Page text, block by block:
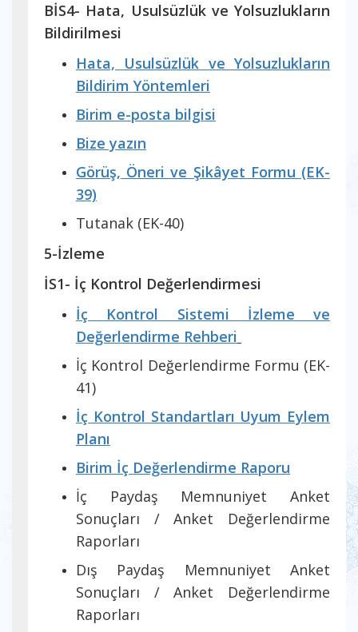
BİS4- Hata, Usulsüzlük ve Yolsuzlukların
Bildirilmesi
Hata, Usulsüzlük ve Yolsuzlukların
Bildirim Yöntemleri
Birim e-posta bilgisi
Bize yazın
Görüş, Öneri ve Şikâyet Formu (EK-
39)
Tutanak (EK-40)
5-İzleme
İS1- İç Kontrol Değerlendirmesi
İç Kontrol Sistemi İzleme ve
Değerlendirme Rehberi
İç Kontrol Değerlendirme Formu (EK-
41)
İç Kontrol Standartları Uyum Eylem
Planı
Birim İç Değerlendirme Raporu
İç Paydaş Memnuniyet Anket
Sonuçları / Anket Değerlendirme
Raporları
Dış Paydaş Memnuniyet Anket
Sonuçları / Anket Değerlendirme
Raporları